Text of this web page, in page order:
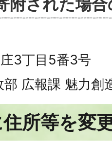
3丁目5番3号
広報課 魅力創
所等を変